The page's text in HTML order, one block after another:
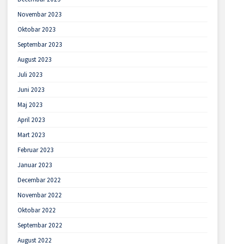
Novembar 2023
Oktobar 2023
Septembar 2023
August 2023
Juli 2023
Juni 2023
Maj 2023
April 2023
Mart 2023
Februar 2023
Januar 2023
Decembar 2022
Novembar 2022
Oktobar 2022
Septembar 2022
August 2022